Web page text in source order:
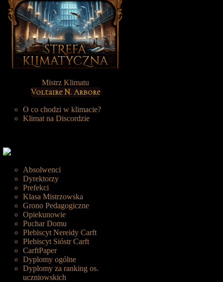
Mistrz Klimatu
Voltaire N. Arbore
O co chodzi w klimacie?
Klimat na Discordzie
Absolwenci
Dyrektorzy
Prefekci
Klasa Mistrzowska
Grono Pedagogiczne
Opiekunowie
Puchar Domu
Plebiscyt Nereidy Carft
Plebiscyt Sióstr Carft
CarftPaper
Dyplomy ogólne
Dyplomy za ranking os.
uczniowskich